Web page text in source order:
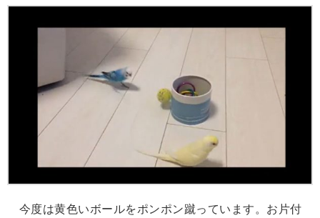
今度は黄色いボールをポンポン蹴っています。お片付